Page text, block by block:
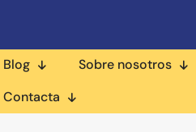
Blog
Sobre nosotros
Contacta